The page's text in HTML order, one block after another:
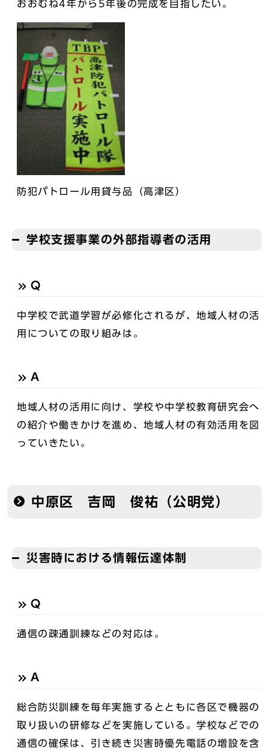
おおむね4年から5年後の完成を目指したい。
防犯パトロール用貸与品（高津区）
学校支援事業の外部指導者の活用
Q
中学校で武道学習が必修化されるが、地域人材の活
用についての取り組みは。
A
地域人材の活用に向け、学校や中学校教育研究会へ
の紹介や働きかけを進め、地域人材の有効活用を図
っていきたい。
中原区 吉岡 俊祐（公明党）
災害時における情報伝達体制
Q
通信の疎通訓練などの対応は。
A
総合防災訓練を毎年実施するとともに各区で機器の
取り扱いの研修などを実施している。学校などでの
通信の確保は、引き続き災害時優先電話の増設を含